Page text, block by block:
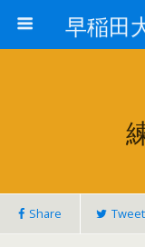
Share Tweet